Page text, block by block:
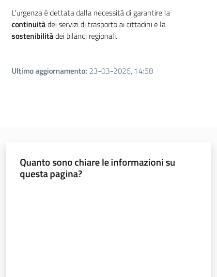
Servizi
L'urgenza è dettata dalla necessità di garantire la
continuitàdei servizi di trasporto ai cittadini e la
sostenibilitàdei bilanci regionali.
Ultimo aggiornamento: 23-03-2026, 14:58
Quanto sono chiare le informazioni su
questa pagina?